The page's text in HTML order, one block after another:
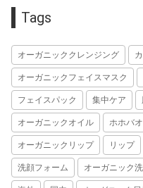
Tags
オーガニッククレンジング
オーガニックフェイスマスク
フェイスパック 集中ケア
オーガニックオイル ホホバ
オーガニックリップ リップ
洗顔フォーム オーガニック